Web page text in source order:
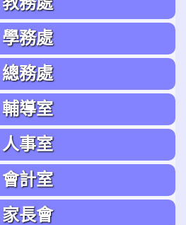
學務處
總務處
輔導室
人事室
會計室
家長會